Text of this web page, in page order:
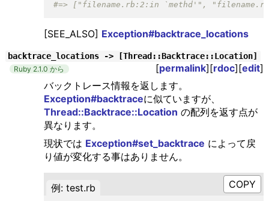
[SEE_ALSO] Exception#backtrace_locations
backtrace_locations -> [Thread::Backtrace::Location]
Ruby 2.1.0 から [permalink][rdoc][edit]
バックトレース情報を返します。
Exception#backtraceに似ていますが、
Thread::Backtrace::Location の配列を返す点が
異なります。
現状では Exception#set_backtrace によって戻
り値が変化する事はありません。
例: test.rb